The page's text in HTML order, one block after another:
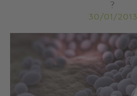
?
30/01/2013